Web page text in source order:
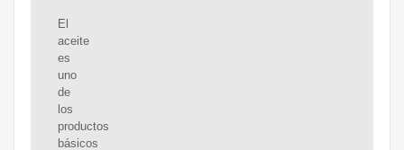
El
aceite
es
uno
de
los
productos
básicos